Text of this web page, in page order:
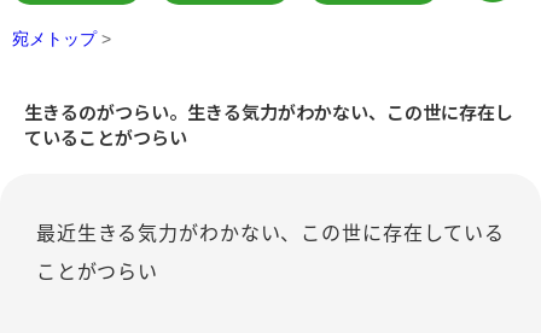
宛メトップ >
生きるのがつらい。生きる気力がわかない、この世に存在し
ていることがつらい
最近生きる気力がわかない、この世に存在している
ことがつらい